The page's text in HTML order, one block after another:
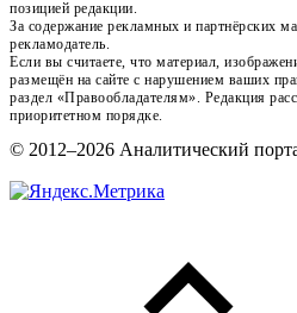
позицией редакции.
За содержание рекламных и партнёрских
рекламодатель.
Если вы считаете, что материал,
размещён на сайте с нарушением ваших
раздел «Правообладателям». Редакция
приоритетном порядке.
© 2012–2026 Аналитический